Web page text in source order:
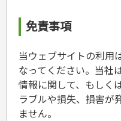
免責事項
当ウェブサイトの利用
なってください。当社
情報に関して、もしく
ラブルや損失、損害が
ません。